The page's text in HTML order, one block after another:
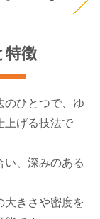
特徴
のひとつで、ゆ
上げる技法で
い、深みのある
大きさや密度を